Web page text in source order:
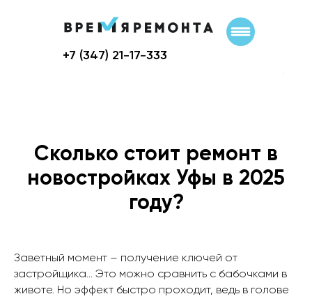
+7 (347) 21-17-333
Сколько стоит ремонт в
новостройках Уфы в 2025
году?
Заветный момент – получение ключей от
застройщика… Это можно сравнить с бабочками в
животе. Но эффект быстро проходит, ведь в голове